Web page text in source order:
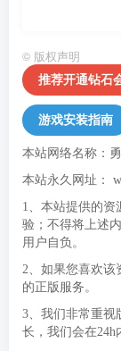
© 版权声明
推荐开通钻石
游戏安装指南
本站网络名称：
本站永久网址：
1、本站提供的资
验；不得将上述
用户自负。
2、如果您喜欢该
的正版服务。
3、我们非常重视
长，我们会在24h